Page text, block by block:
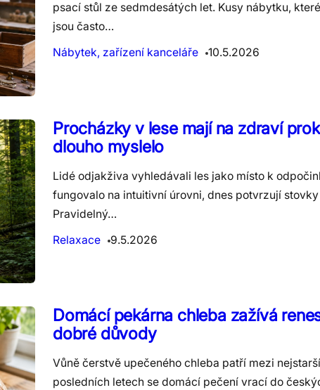
psací stůl ze sedmdesátých let. Kusy nábytku,
jsou často…
Nábytek, zařízení kanceláře
10.5.2026
Procházky v lese mají na zdraví
dlouho myslelo
Lidé odjakživa vyhledávali les jako místo k
fungovalo na intuitivní úrovni, dnes potvrzují
Pravidelný…
Relaxace
9.5.2026
Domácí pekárna chleba zažívá
dobré důvody
Vůně čerstvě upečeného chleba patří mezi
posledních letech se domácí pečení vrací do